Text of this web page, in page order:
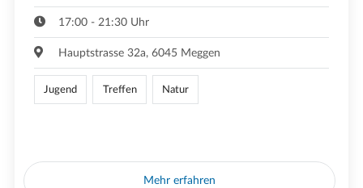
17:00 - 21:30 Uhr
Hauptstrasse 32a, 6045 Meggen
Jugend Treffen Natur
Mehr erfahren